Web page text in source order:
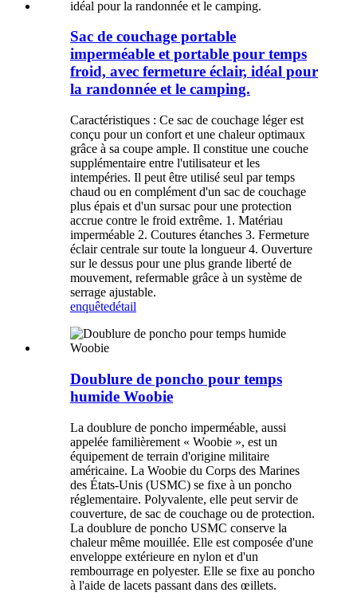
Sac de couchage portable
imperméable et portable pour temps
froid, avec fermeture éclair, idéal pour
la randonnée et le camping.
Caractéristiques : Ce sac de couchage léger est
conçu pour un confort et une chaleur optimaux
grâce à sa coupe ample. Il constitue une couche
supplémentaire entre l'utilisateur et les
intempéries. Il peut être utilisé seul par temps
chaud ou en complément d'un sac de couchage
plus épais et d'un sursac pour une protection
accrue contre le froid extrême. 1. Matériau
imperméable 2. Coutures étanches 3. Fermeture
éclair centrale sur toute la longueur 4. Ouverture
sur le dessus pour une plus grande liberté de
mouvement, refermable grâce à un système de
serrage ajustable.
enquêtedétail
Doublure de poncho pour temps
humide Woobie
La doublure de poncho imperméable, aussi
appelée familièrement « Woobie », est un
équipement de terrain d'origine militaire
américaine. La Woobie du Corps des Marines
des États-Unis (USMC) se fixe à un poncho
réglementaire. Polyvalente, elle peut servir de
couverture, de sac de couchage ou de protection.
La doublure de poncho USMC conserve la
chaleur même mouillée. Elle est composée d'une
enveloppe extérieure en nylon et d'un
rembourrage en polyester. Elle se fixe au poncho
à l'aide de lacets passant dans des œillets.